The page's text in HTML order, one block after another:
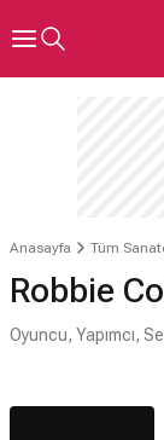
Anasayfa Tüm
Robbie
Oyuncu, Yapımcı,